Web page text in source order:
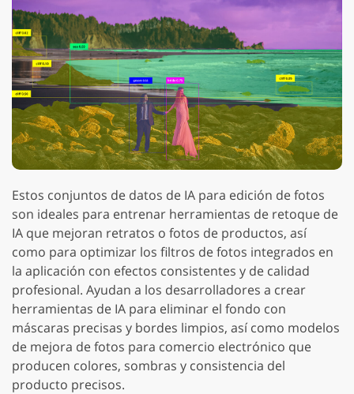
Estos conjuntos de datos de IA para edición de fotos
son ideales para entrenar herramientas de retoque de
IA que mejoran retratos o fotos de productos, así
como para optimizar los filtros de fotos integrados en
la aplicación con efectos consistentes y de calidad
profesional. Ayudan a los desarrolladores a crear
herramientas de IA para eliminar el fondo con
máscaras precisas y bordes limpios, así como modelos
de mejora de fotos para comercio electrónico que
producen colores, sombras y consistencia del
producto precisos.